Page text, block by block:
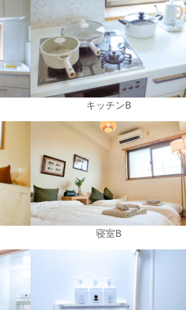
キッチンB
寝室B